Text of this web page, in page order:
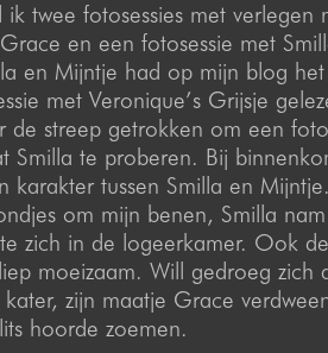
twee fotosessies met verlegen
en een fotosessie met
en Mijntje had op mijn blog
met Veronique’s Grijsje
de streep getrokken om een
Smilla te proberen. Bij
karakter tussen Smilla en
om mijn benen, Smilla
zich in de logeerkamer. Ook
moeizaam. Will gedroeg zich
zijn maatje Grace
hoorde zoemen.